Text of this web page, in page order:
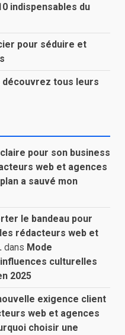
indispensables du
pour séduire et
découvrez tous leurs
pour son business
web et agences
a sauvé mon
le bandeau pour
rédacteurs web et
dans Mode
culturelles
2025
exigence client
web et agences
choisir une